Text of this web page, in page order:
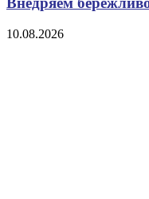
10.08.2026